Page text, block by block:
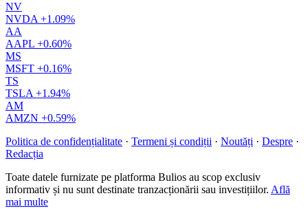
NV
NVDA +1.09%
AA
AAPL +0.60%
MS
MSFT +0.16%
TS
TSLA +1.94%
AM
AMZN +0.59%
Politica de confidențialitate · Termeni și condiții · Noutăți · Despre ·
Redacția
Toate datele furnizate pe platforma Bulios au scop exclusiv
informativ și nu sunt destinate tranzacționării sau investițiilor. Află
mai multe